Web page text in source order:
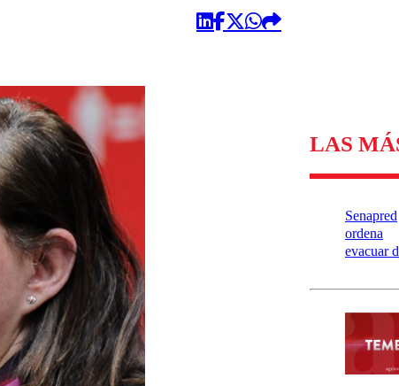
LAS
Senapred
ordena
evacuar
Carahue
río Damas:
activa
mensajería
SAE